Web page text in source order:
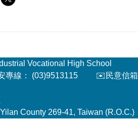
Vocational High School
線： (03)9513115 ✉️民意信箱
County 269-41, Taiwan (R.O.C.)